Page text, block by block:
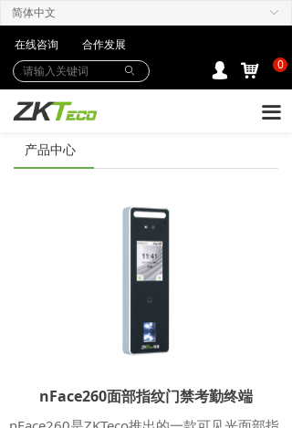
ꀅ
简体中文
在线咨询
낙 0
넙
ꄙ
合作发展
끀
产品中心
解决方案
下载中心
购买/服务Care+
产品中心
nFace260面部指纹门禁考勤终端